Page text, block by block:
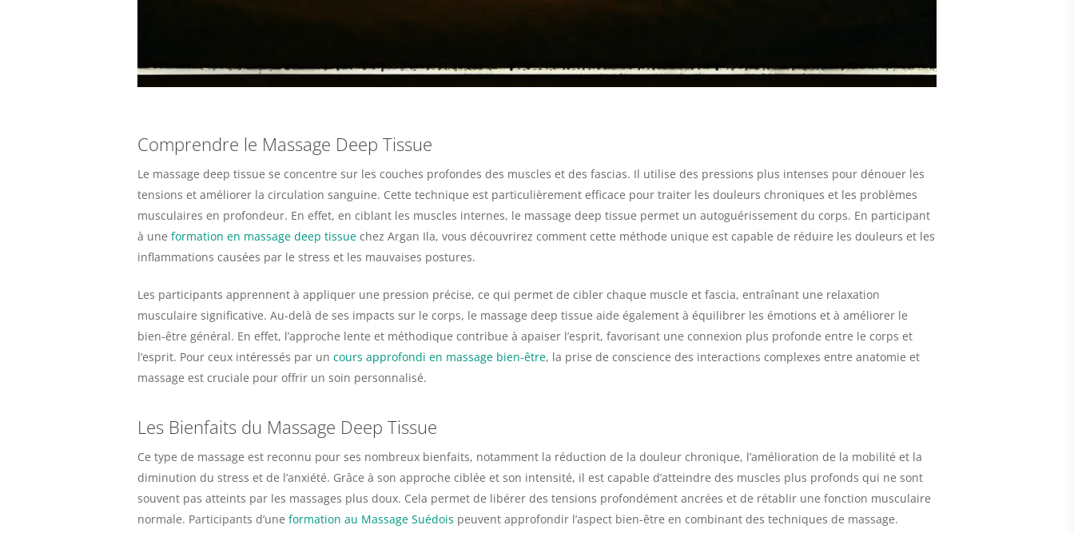
Comprendre le Massage Deep Tissue
Le massage deep tissue se concentre sur les couches profondes des muscles et des fascias. Il utilise des pressions plus intenses pour dénouer les
tensions et améliorer la circulation sanguine. Cette technique est particulièrement efficace pour traiter les douleurs chroniques et les problèmes
musculaires en profondeur. En effet, en ciblant les muscles internes, le massage deep tissue permet un autoguérissement du corps. En participant
à une formation en massage deep tissue chez Argan Ila, vous découvrirez comment cette méthode unique est capable de réduire les douleurs et les
inflammations causées par le stress et les mauvaises postures.
Les participants apprennent à appliquer une pression précise, ce qui permet de cibler chaque muscle et fascia, entraînant une relaxation
musculaire significative. Au-delà de ses impacts sur le corps, le massage deep tissue aide également à équilibrer les émotions et à améliorer le
bien-être général. En effet, l’approche lente et méthodique contribue à apaiser l’esprit, favorisant une connexion plus profonde entre le corps et
l’esprit. Pour ceux intéressés par un cours approfondi en massage bien-être, la prise de conscience des interactions complexes entre anatomie et
massage est cruciale pour offrir un soin personnalisé.
Les Bienfaits du Massage Deep Tissue
Ce type de massage est reconnu pour ses nombreux bienfaits, notamment la réduction de la douleur chronique, l’amélioration de la mobilité et la
diminution du stress et de l’anxiété. Grâce à son approche ciblée et son intensité, il est capable d’atteindre des muscles plus profonds qui ne sont
souvent pas atteints par les massages plus doux. Cela permet de libérer des tensions profondément ancrées et de rétablir une fonction musculaire
normale. Participants d’une formation au Massage Suédois peuvent approfondir l’aspect bien-être en combinant des techniques de massage.